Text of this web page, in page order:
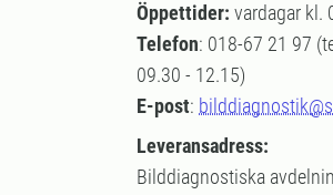
Öppettider: vardagar kl.
Telefon: 018-67 21 97
09.30 - 12.15)
E-post:
Leveransadress:
Bilddiagnostiska